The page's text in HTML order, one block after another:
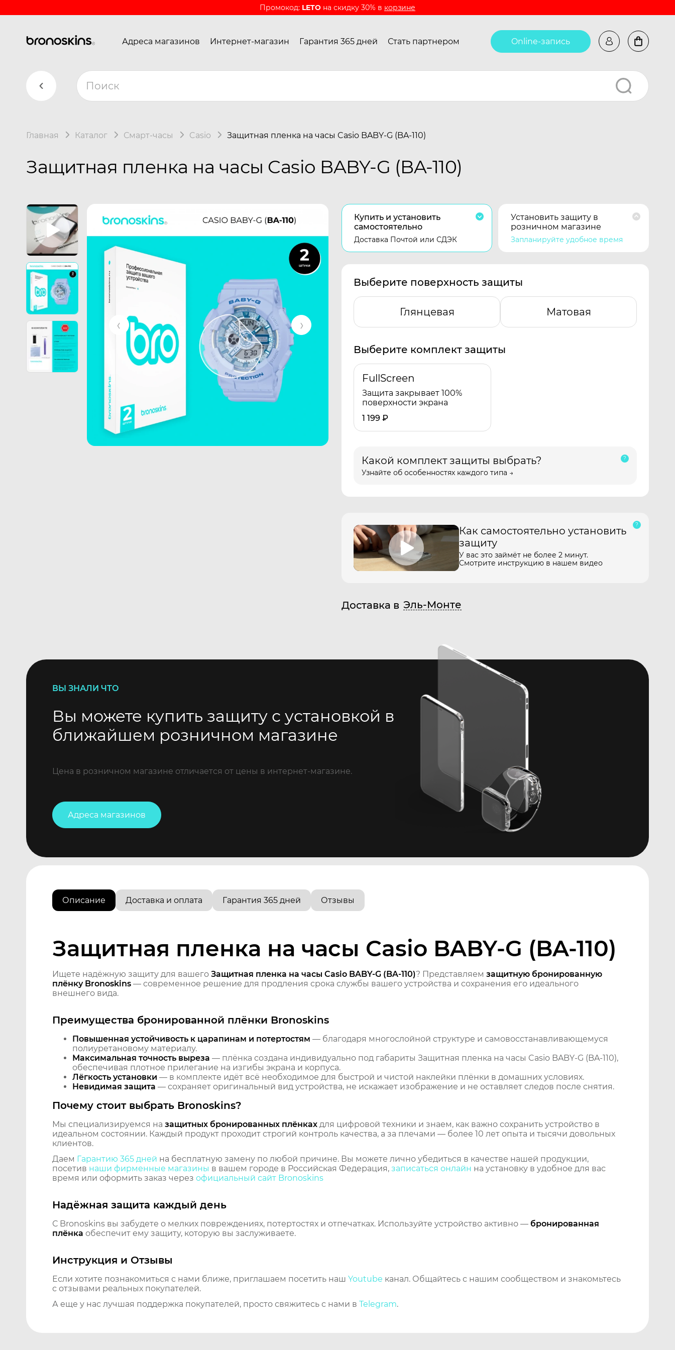
Промокод: LETO на скидку 30% в корзине
Адреса магазинов Интернет-магазин Гарантия 365 дней Стать партнером Online-запись
Главная Каталог Смарт-часы Casio Защитная пленка на часы Casio BABY-G (BA-110)
Защитная пленка на часы Casio BABY-G (BA-110)
Купить и установить
самостоятельно
Доставка Почтой или СДЭК
Установить защиту в
розничном магазине
Запланируйте удобное время
Выберите поверхность защиты
Глянцевая Матовая
Выберите комплект защиты
FullScreen
Защита закрывает 100%
поверхности экрана
1 199 ₽
Какой комплект защиты выбрать?
Узнайте об особенностях каждого типа →
Как самостоятельно установить
защиту
У вас это займёт не более 2 минут.
Смотрите инструкцию в нашем видео
Доставка в Эль-Монте
ВЫ ЗНАЛИ ЧТО
Вы можете купить защиту с установкой в
ближайшем розничном магазине
Цена в розничном магазине отличается от цены в интернет-магазине.
Адреса магазинов
Описание Доставка и оплата Гарантия 365 дней Отзывы
Защитная пленка на часы Casio BABY-G (BA-110)
Ищете надёжную защиту для вашего Защитная пленка на часы Casio BABY-G (BA-110)? Представляем защитную бронированную
плёнку Bronoskins — современное решение для продления срока службы вашего устройства и сохранения его идеального
внешнего вида.
Преимущества бронированной плёнки Bronoskins
Повышенная устойчивость к царапинам и потертостям — благодаря многослойной структуре и самовосстанавливающемуся
полиуретановому материалу.
Максимальная точность выреза — плёнка создана индивидуально под габариты Защитная пленка на часы Casio BABY-G (BA-110),
обеспечивая плотное прилегание на изгибы экрана и корпуса.
Лёгкость установки — в комплекте идёт всё необходимое для быстрой и чистой наклейки плёнки в домашних условиях.
Невидимая защита — сохраняет оригинальный вид устройства, не искажает изображение и не оставляет следов после снятия.
Почему стоит выбрать Bronoskins?
Мы специализируемся на защитных бронированных плёнках для цифровой техники и знаем, как важно сохранить устройство в
идеальном состоянии. Каждый продукт проходит строгий контроль качества, а за плечами — более 10 лет опыта и тысячи довольных
клиентов.
Даем Гарантию 365 дней на бесплатную замену по любой причине. Вы можете лично убедиться в качестве нашей продукции,
посетив наши фирменные магазины в вашем городе в Российская Федерация, записаться онлайн на установку в удобное для вас
время или оформить заказ через официальный сайт Bronoskins
Надёжная защита каждый день
С Bronoskins вы забудете о мелких повреждениях, потертостях и отпечатках. Используйте устройство активно — бронированная
плёнка обеспечит ему защиту, которую вы заслуживаете.
Инструкция и Отзывы
Если хотите познакомиться с нами ближе, приглашаем посетить наш Youtube канал. Общайтесь с нашим сообществом и знакомьтесь
с отзывами реальных покупателей.
А еще у нас лучшая поддержка покупателей, просто свяжитесь с нами в Telegram.